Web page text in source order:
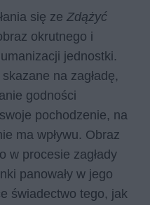
się ze Zdążyć
okrutnego i
jednostki.
na zagładę,
godności
pochodzenie, na
ma wpływu. Obraz
w procesie zagłady
panowały w jego
świadectwo tego, jak